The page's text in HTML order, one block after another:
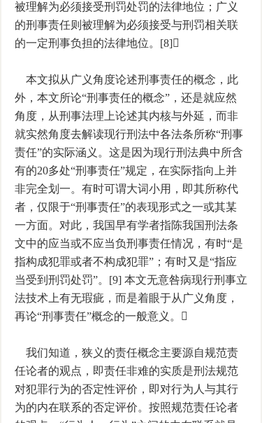
被理解为必须接受刑罚处罚的法律地位；广义
的刑事责任则被理解为必须接受与刑罚相关联
的一定刑事负担的法律地位。[8]
本文拟从广义角度论述刑事责任的概念，此
外，本文所论“刑事责任的概念”，还是就应然
角度，从刑事法理上论述其内核与外延，而非
就实然角度去解读现行刑法中各法条所称“刑事
责任”的实际涵义。这是因为现行刑法典中所含
有的20多处“刑事责任”规定，在实际指向上并
非完全划一。有时可谓大词小用，即其所称代
者，仅限于“刑事责任”的表现形式之一或其某
一方面。对此，我国早有学者指陈我国刑法条
文中的应当或不应当负刑事责任情况，有时“是
指构成犯罪或者不构成犯罪”；有时又是“指应
当受到刑罚处罚”。[9] 本文无意咎病现行刑事立
法技术上有无瑕疵，而是着眼于从广义角度，
再论“刑事责任”概念的一般意义。
我们知道，狭义的责任概念主要源自规范责
任论者的观点，即责任非难的实质是刑法规范
对犯罪行为的否定性评价，即对行为人与其行
为的内在联系的否定评价。按照规范责任论者